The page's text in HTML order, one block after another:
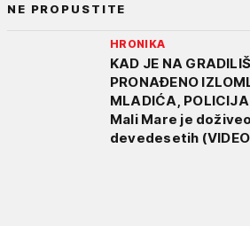
NE PROPUSTITE
HRONIKA
KAD JE NA
PRONAĐENO
MLADIĆA,
Mali Mare je
devedesetih